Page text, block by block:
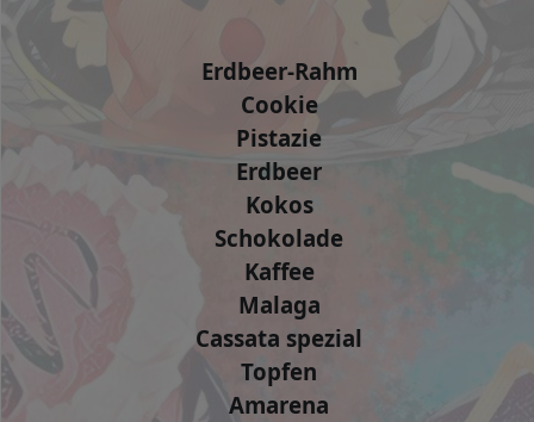
Erdbeer-Rahm
Cookie
Pistazie
Erdbeer
Kokos
Schokolade
Kaffee
Malaga
Cassata spezial
Topfen
Amarena